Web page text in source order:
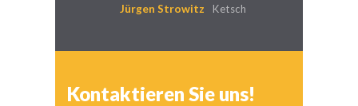
Jürgen Strowitz Ketsch
Kontaktieren Sie uns!